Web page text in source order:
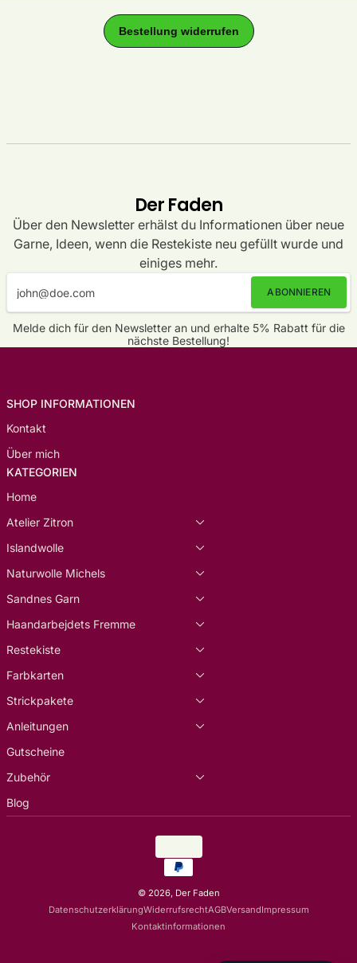
Der Faden
Über den Newsletter erhälst du Informationen über neue
Garne, Ideen, wenn die Restekiste neu gefüllt wurde und
einiges mehr.
ABONNIEREN
Melde dich für den Newsletter an und erhalte 5% Rabatt für die
nächste Bestellung!
SHOP INFORMATIONEN
Kontakt
Über mich
KATEGORIEN
Home
Atelier Zitron
Islandwolle
Naturwolle Michels
Sandnes Garn
Haandarbejdets Fremme
Restekiste
Farbkarten
Strickpakete
Anleitungen
Gutscheine
Zubehör
Blog
Land/Region
Zahlungsarten
© 2026, Der Faden
DatenschutzerklärungWiderrufsrechtAGBVersandImpressum
Kontaktinformationen